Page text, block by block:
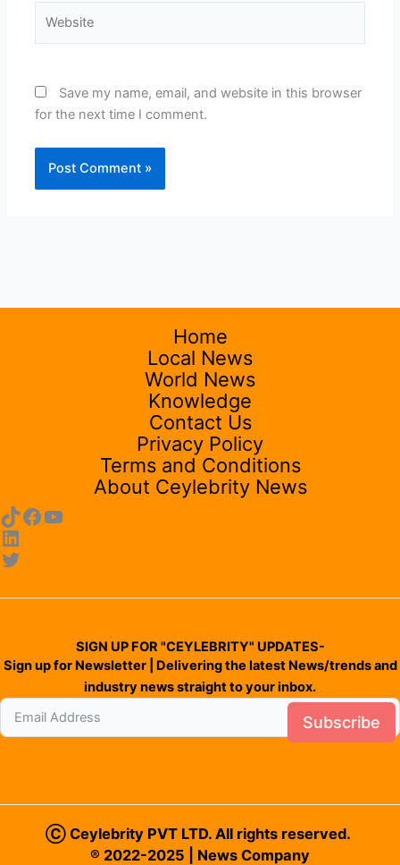
Save my name, email, and website in this browser
for the next time I comment.
Home
Local News
World News
Knowledge
Contact Us
Privacy Policy
Terms and Conditions
About Ceylebrity News
SIGN UP FOR "CEYLEBRITY" UPDATES-
Sign up for Newsletter | Delivering the latest News/trends and
industry news straight to your inbox.
Subscribe
Ⓒ Ceylebrity PVT LTD. All rights reserved.
® 2022-2025 | News Company